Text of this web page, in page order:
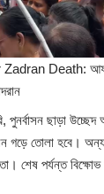
Death:
পুনর্বাসন ছাড়া
তোলা হবে।
শেষ পর্যন্ত